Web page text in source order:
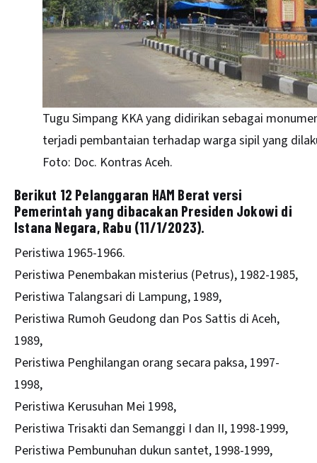
Tugu Simpang KKA yang didirikan sebagai
terjadi pembantaian terhadap warga sipil yang
Foto: Doc. Kontras Aceh.
Berikut 12 Pelanggaran HAM Berat versi
Pemerintah yang dibacakan Presiden Jokowi di
Istana Negara, Rabu (11/1/2023).
Peristiwa 1965-1966.
Peristiwa Penembakan misterius (Petrus), 1982-1985,
Peristiwa Talangsari di Lampung, 1989,
Peristiwa Rumoh Geudong dan Pos Sattis di Aceh,
1989,
Peristiwa Penghilangan orang secara paksa, 1997-
1998,
Peristiwa Kerusuhan Mei 1998,
Peristiwa Trisakti dan Semanggi I dan II, 1998-1999,
Peristiwa Pembunuhan dukun santet, 1998-1999,